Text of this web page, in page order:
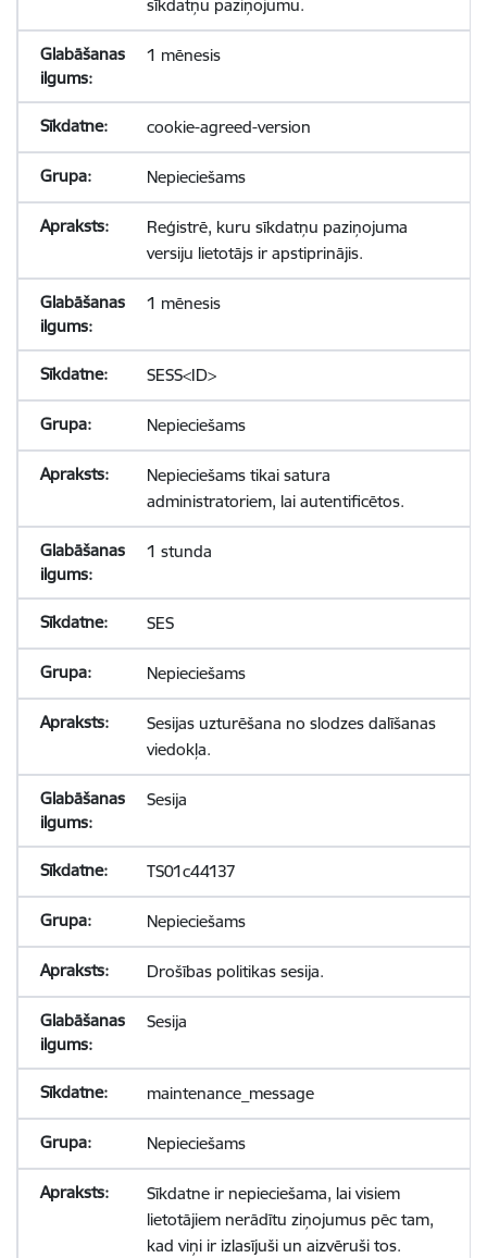
sīkdatņu paziņojumu.
1 mēnesis
cookie-agreed-version
Nepieciešams
Reģistrē, kuru sīkdatņu paziņojuma
versiju lietotājs ir apstiprinājis.
1 mēnesis
SESS<ID>
Nepieciešams
Nepieciešams tikai satura
administratoriem, lai autentificētos.
1 stunda
SES
Nepieciešams
Sesijas uzturēšana no slodzes dalīšanas
viedokļa.
Sesija
TS01c44137
Nepieciešams
Drošības politikas sesija.
Sesija
maintenance_message
Nepieciešams
Sīkdatne ir nepieciešama, lai visiem
lietotājiem nerādītu ziņojumus pēc tam,
kad viņi ir izlasījuši un aizvēruši tos.